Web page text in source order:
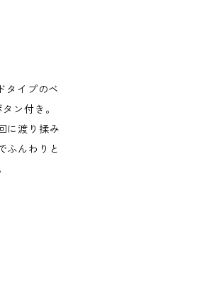
タイプのベ
ン付き。
に渡り揉み
ふんわりと